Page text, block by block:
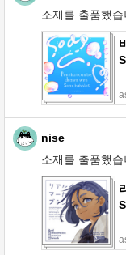
소재를 출품했습
nise
소재를 출품했습